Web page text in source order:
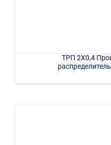
ТРП 2Х0,4